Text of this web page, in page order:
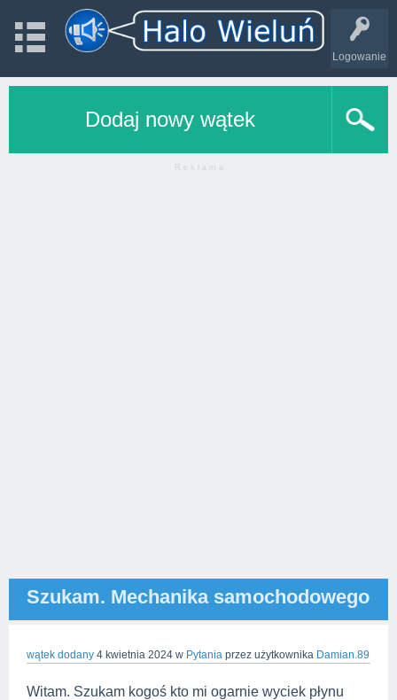
Logowanie
Dodaj nowy wątek
R e k l a m a
Szukam. Mechanika samochodowego
wątek dodany 4 kwietnia 2024 w Pytania przez użytkownika Damian.89
Witam. Szukam kogoś kto mi ogarnie wyciek płynu